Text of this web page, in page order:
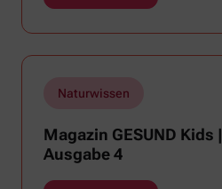
Naturwissen
Magazin GESUND Kids |
Ausgabe 4